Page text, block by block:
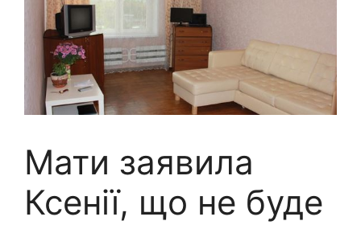
Мати заявила
Ксенії, що не буде